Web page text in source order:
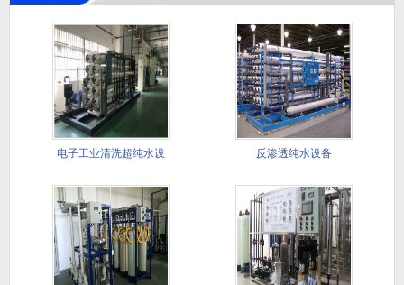
电子工业清洗超纯水设 反渗透纯水设备